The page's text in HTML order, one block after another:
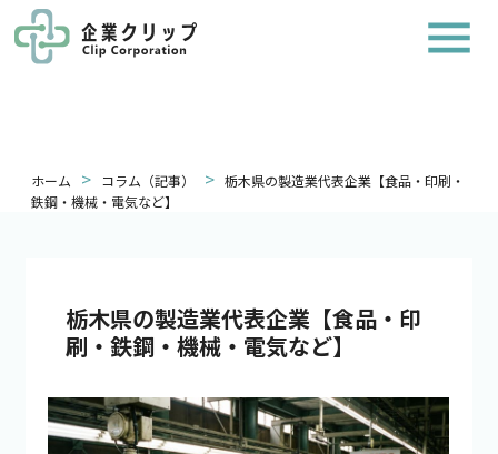
ホーム > コラム（記事） > 栃木県の製造業代表企業【食品・印刷・
鉄鋼・機械・電気など】
栃木県の製造業代表企業【食品・印
刷・鉄鋼・機械・電気など】